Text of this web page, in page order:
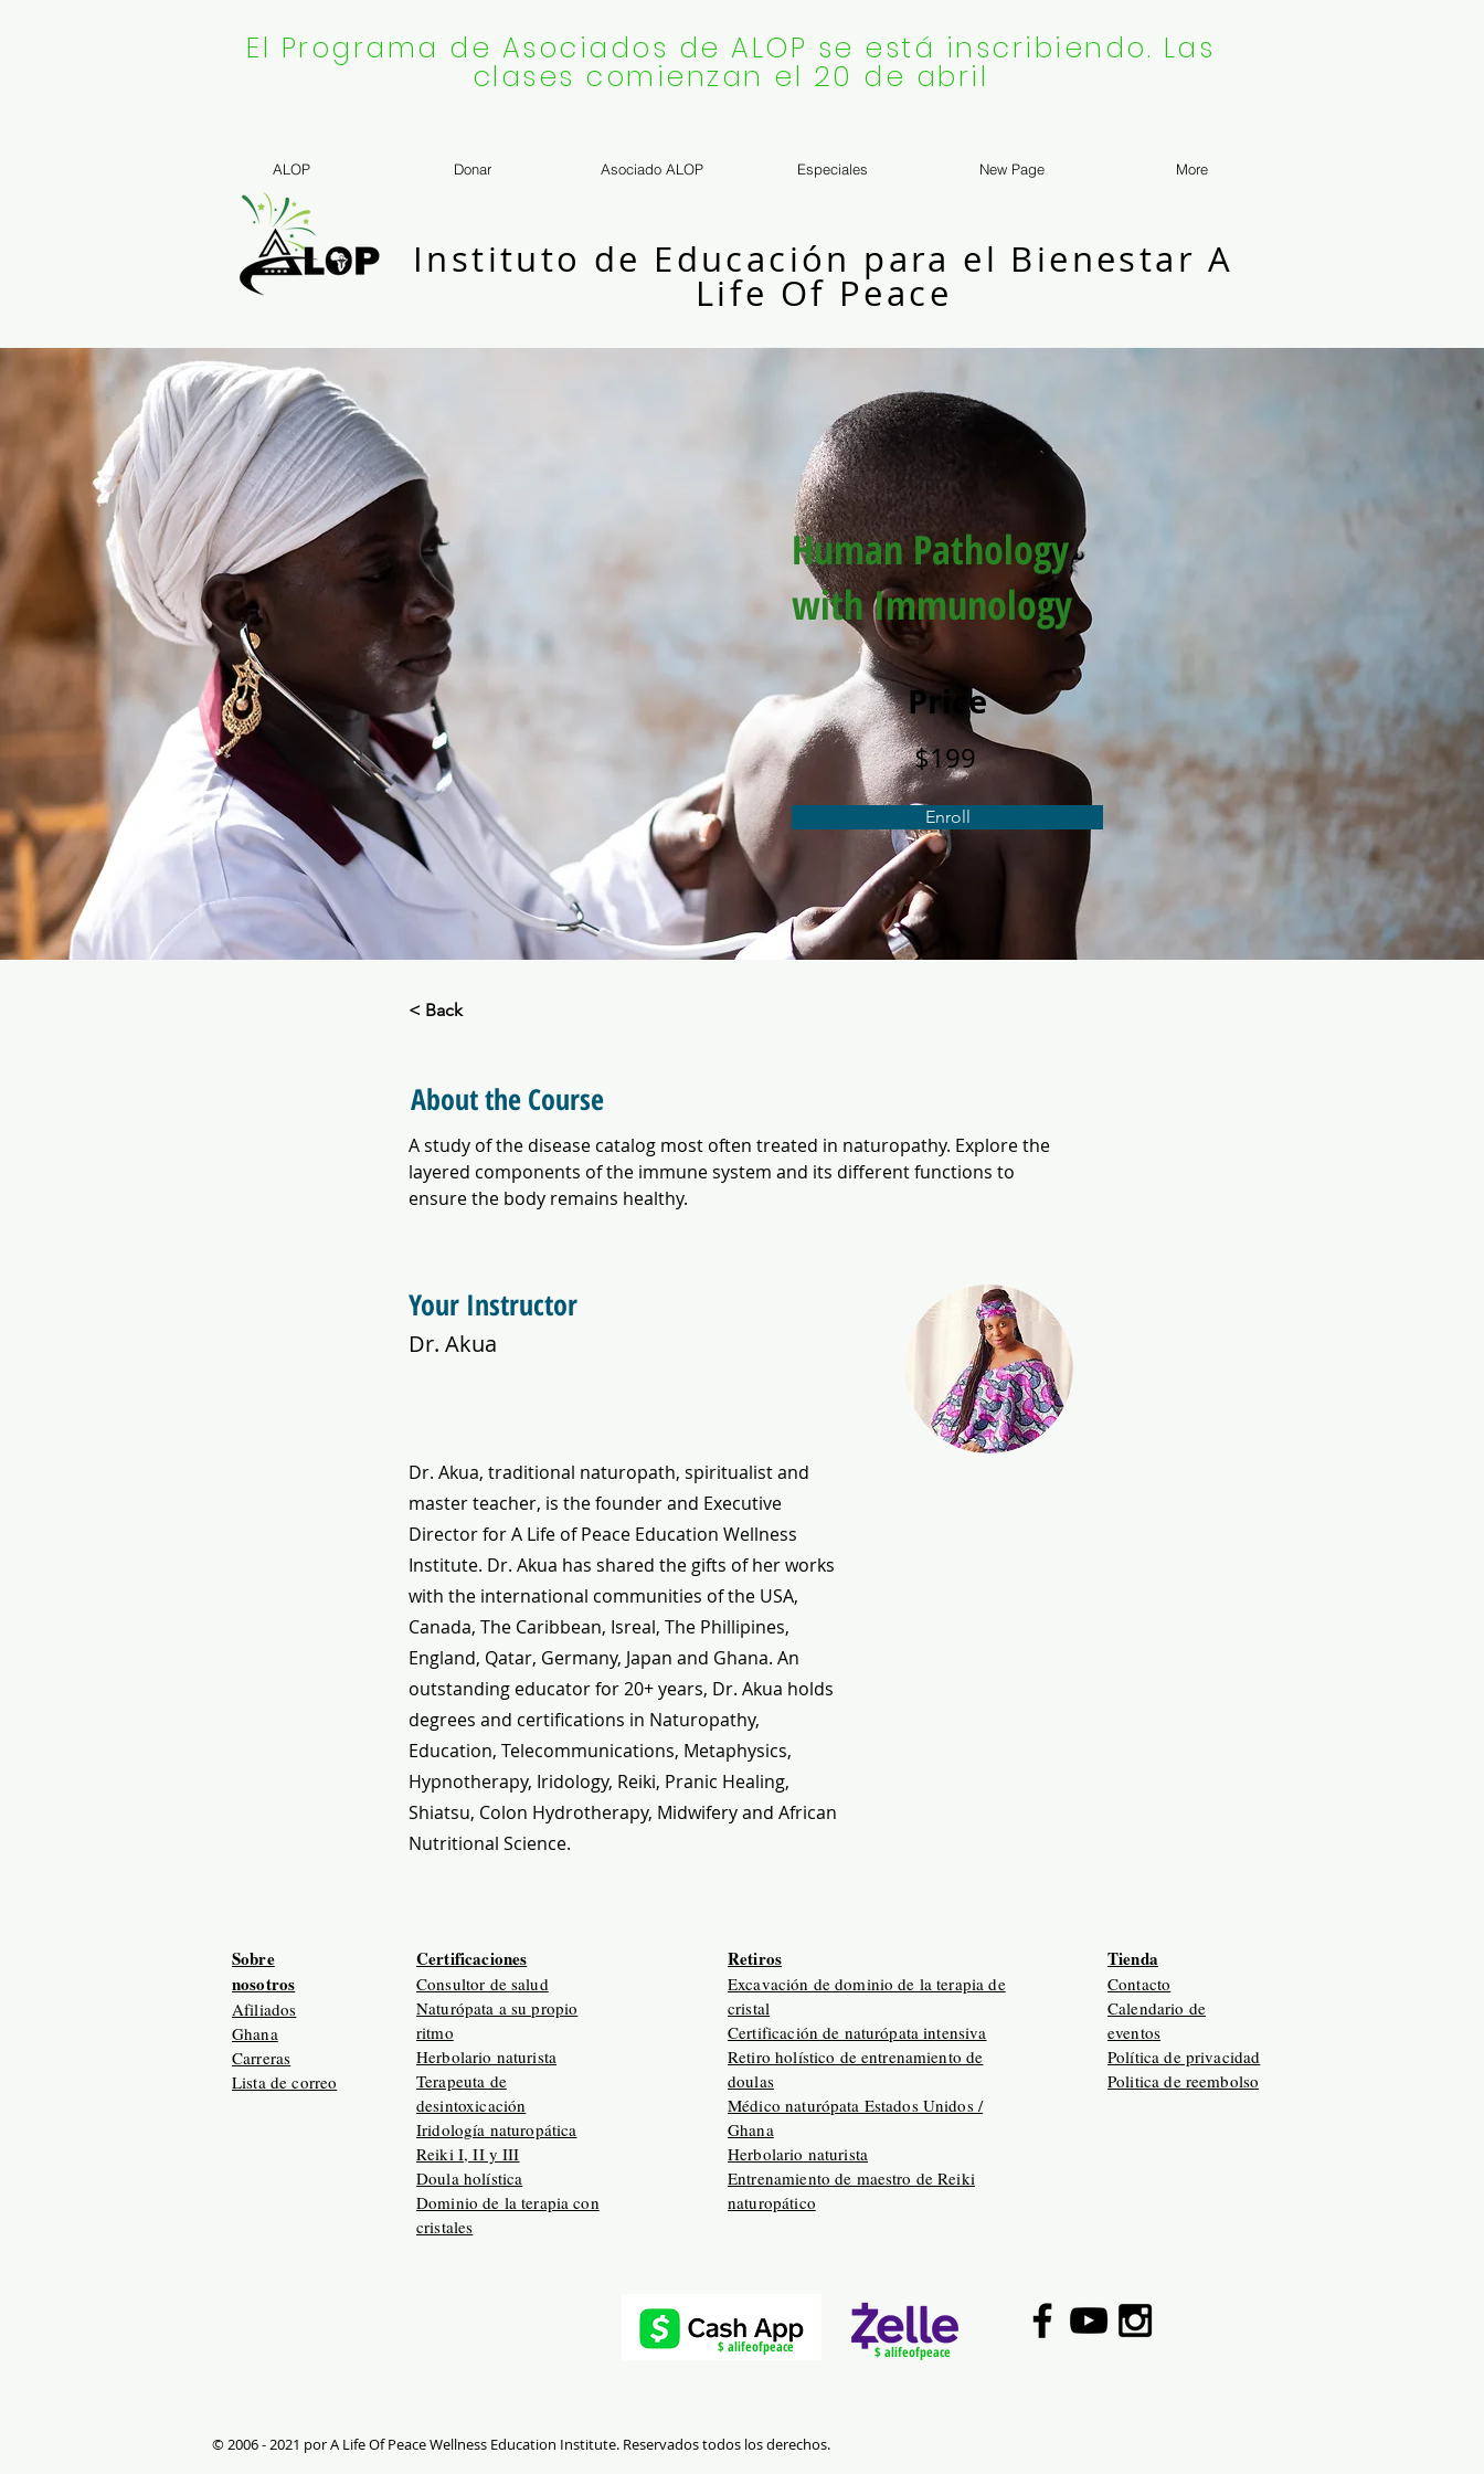
El Programa de Asociados de ALOP se está inscribiendo. Las
clases comienzan el 20 de abril
Instituto de Educación para el Bienestar A
Life Of Peace
ALOP Donar Asociado ALOP Especiales New Page More
Human Pathology
with Immunology
Price
$199
Enroll
< Back
About the Course
A study of the disease catalog most often treated in naturopathy. Explore the
layered components of the immune system and its different functions to
ensure the body remains healthy.
Your Instructor
Dr. Akua
Dr. Akua, traditional naturopath, spiritualist and
master teacher, is the founder and Executive
Director for A Life of Peace Education Wellness
Institute. Dr. Akua has shared the gifts of her works
with the international communities of the USA,
Canada, The Caribbean, Isreal, The Phillipines,
England, Qatar, Germany, Japan and Ghana. An
outstanding educator for 20+ years, Dr. Akua holds
degrees and certifications in Naturopathy,
Education, Telecommunications, Metaphysics,
Hypnotherapy, Iridology, Reiki, Pranic Healing,
Shiatsu, Colon Hydrotherapy, Midwifery and African
Nutritional Science.
Sobre
nosotros
Afiliados
Ghana
Carreras
Lista de correo
Certificaciones
Consultor de salud
Naturópata a su propio
ritmo
Herbolario naturista
Terapeuta de
desintoxicación
Iridología naturopática
Reiki I, II y III
Doula holística
Dominio de la terapia con
cristales
Retiros
Excavación de dominio de la terapia de
cristal
Certificación de naturópata intensiva
Retiro holístico de entrenamiento de
doulas
Médico naturópata Estados Unidos /
Ghana
Herbolario naturista
Entrenamiento de maestro de Reiki
naturopático
Tienda
Contacto
Calendario de
eventos
Política de privacidad
Politica de reembolso
$ alifeofpeace $ alifeofpeace
© 2006 - 2021 por A Life Of Peace Wellness Education Institute. Reservados todos los derechos.